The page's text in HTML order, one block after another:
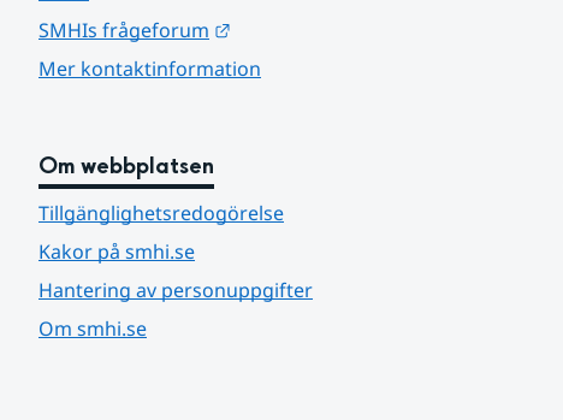
SMHIs frågeforum
Mer kontaktinformation
Om webbplatsen
Tillgänglighetsredogörelse
Kakor på smhi.se
Hantering av personuppgifter
Om smhi.se